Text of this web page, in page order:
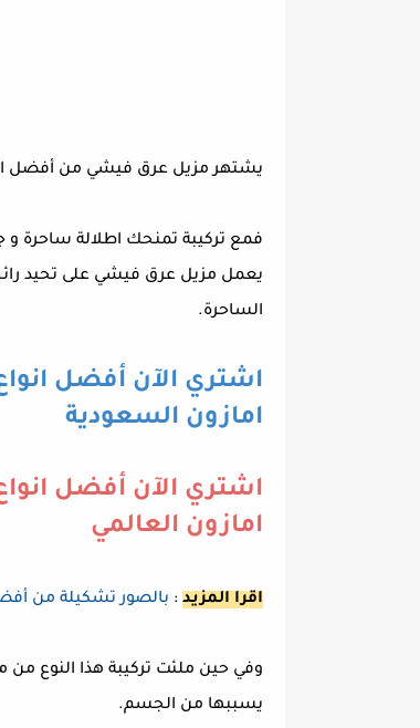
يشتهر مزيل عرق فيشي من أفضل انواع
فمع تركيبة تمنحك اطلالة ساحرة و
يعمل مزيل عرق فيشي على تحيد
الساحرة.
اشتري الآن أفضل
امازون السعودية
اشتري الآن أفضل
امازون العالمي
اقرا المزيد : بالصور تشكيلة من
وفي حين ملئت تركيبة هذا النوع من
يسببها من الجسم.